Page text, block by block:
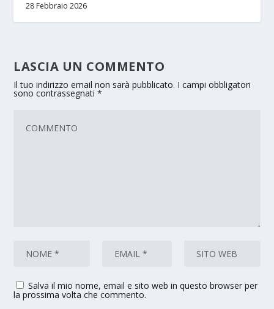
28 Febbraio 2026
LASCIA UN COMMENTO
Il tuo indirizzo email non sarà pubblicato. I campi obbligatori
sono contrassegnati*
Salva il mio nome, email e sito web in questo browser per
la prossima volta che commento.